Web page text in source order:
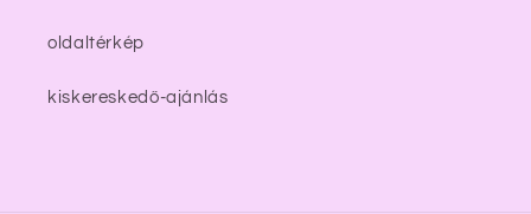
oldaltérkép
kiskereskedő-ajánlás